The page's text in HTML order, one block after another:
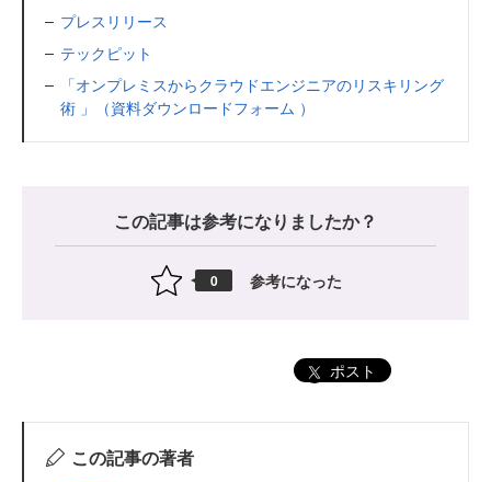
プレスリリース
テックピット
「オンプレミスからクラウドエンジニアのリスキリング
術 」（資料ダウンロードフォーム ）
この記事は参考になりましたか？
0 参考になった
ポスト
この記事の著者